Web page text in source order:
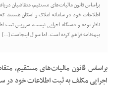
براساس قانون مالیات‌های مستقیم، متقاضیان
اطلاعات خود در سامانه املاک و اسکان هستند
ناظر بوده و دستگاه اجرایی نیست، سرویس ثبت
بیمه‌نامه فراهم کرده است. اما سوال اینجاست […]
براساس قانون مالیات‌های مستقیم،
اجرایی مکلف به ثبت اطلاعات خود در